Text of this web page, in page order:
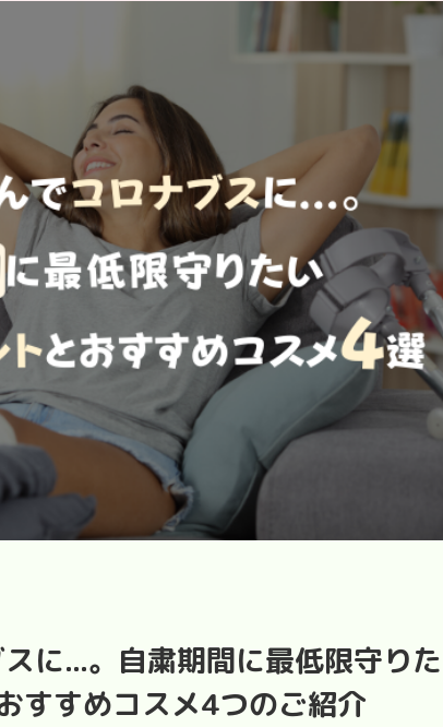
に...。自粛期間に最低限守りた
すすめコスメ4つのご紹介